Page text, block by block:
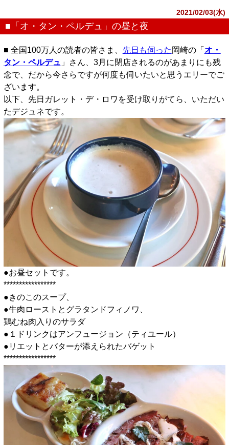
2021/02/03(水)
■「オ・タン・ペルデュ」の昼と夜
■ 全国100万人の読者の皆さま、 先日も伺った 岡崎の「 オ・
タン・ペルデュ 」さん、3月に閉店されるのがあまりにも残
念で、だから今さらですが何度も伺いたいと思うエリーでご
ざいます。
以下、先日ガレット・デ・ロワを受け取りがてら、いただい
たデジュネです。
●お昼セットです。
*****************
●きのこのスープ、
●牛肉ローストとグラタンドフィノワ、
鶏むね肉入りのサラダ
●１ドリンクはアンフュージョン（ティユール）
●リエットとバターが添えられたバゲット
*****************